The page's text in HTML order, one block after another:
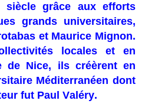
siècle grâce aux efforts
grands universitaires,
et Maurice Mignon.
locales et en
de Nice, ils créèrent en
Méditerranéen dont
fut Paul Valéry.